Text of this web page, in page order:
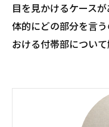
目を見かけるケース
体的にどの部分を言
おける付帯部について